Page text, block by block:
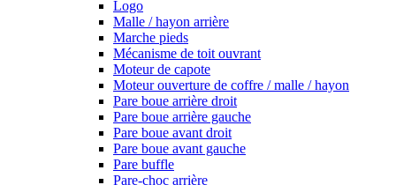
Logo
Malle / hayon arrière
Marche pieds
Mécanisme de toit ouvrant
Moteur de capote
Moteur ouverture de coffre / malle / hayon
Pare boue arrière droit
Pare boue arrière gauche
Pare boue avant droit
Pare boue avant gauche
Pare buffle
Pare-choc arrière